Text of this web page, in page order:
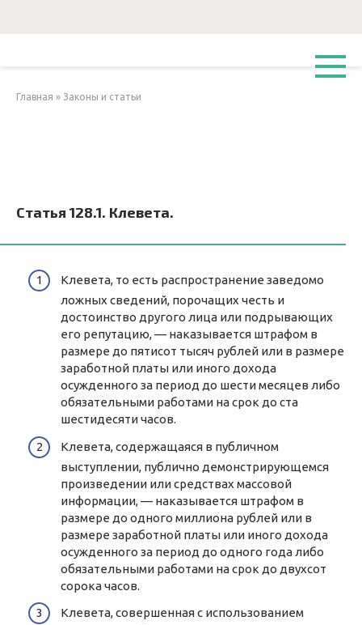
Главная » Законы и статьи
Статья 128.1. Клевета.
Клевета, то есть распространение заведомо
ложных сведений, порочащих честь и
достоинство другого лица или подрывающих
его репутацию, — наказывается штрафом в
размере до пятисот тысяч рублей или в размере
заработной платы или иного дохода
осужденного за период до шести месяцев либо
обязательными работами на срок до ста
шестидесяти часов.
Клевета, содержащаяся в публичном
выступлении, публично демонстрирующемся
произведении или средствах массовой
информации, — наказывается штрафом в
размере до одного миллиона рублей или в
размере заработной платы или иного дохода
осужденного за период до одного года либо
обязательными работами на срок до двухсот
сорока часов.
Клевета, совершенная с использованием